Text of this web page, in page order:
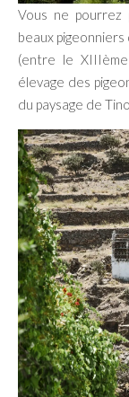
Vous ne pourrez
beaux
(entre le
élevage des
du paysage de